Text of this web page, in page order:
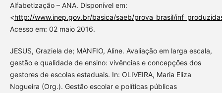
Alfabetização – ANA. Disponível em:
<http://www.inep.gov.br/basica/saeb/prova_brasil/
Acesso em: 02 maio 2016.
JESUS, Graziela de; MANFIO, Aline. Avaliação em larga escala,
gestão e qualidade de ensino: vivências e concepções dos
gestores de escolas estaduais. In: OLIVEIRA, Maria Eliza
Nogueira (Org.). Gestão escolar e políticas públicas